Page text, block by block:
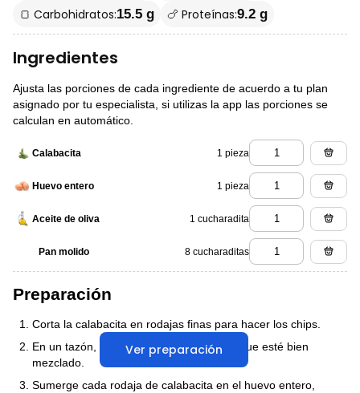
🍞 Carbohidratos:15.5 g 🍗 Proteínas:9.2 g
Ingredientes
Ajusta las porciones de cada ingrediente de acuerdo a tu plan
asignado por tu especialista, si utilizas la app las porciones se
calculan en automático.
Calabacita 1 pieza
Huevo entero 1 pieza
Aceite de oliva 1 cucharadita
Pan molido 8 cucharaditas
Ver preparación
Preparación
Corta la calabacita en rodajas finas para hacer los chips.
En un tazón, bate el huevo entero hasta que esté bien
mezclado.
Sumerge cada rodaja de calabacita en el huevo entero,